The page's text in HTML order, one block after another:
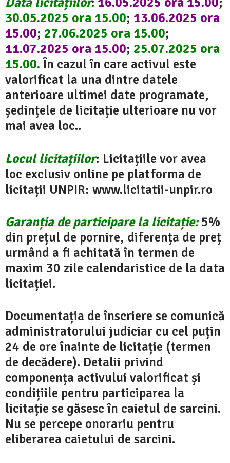
30.05.2025 ora 15.00; 13.06.2025 ora
15.00; 27.06.2025 ora 15.00;
11.07.2025 ora 15.00; 25.07.2025 ora
15.00.În cazul în care activul este
valorificat la una dintre datele
anterioare ultimei date programate,
ședințele de licitație ulterioare nu vor
mai avea loc..
Locul licitațiilor: Licitațiile vor avea
loc exclusiv online pe platforma de
licitații UNPIR: www.licitatii-unpir.ro
Garanția de participare la licitație:5%
din prețul de pornire, diferența de preț
urmând a fi achitată în termen de
maxim 30 zile calendaristice de la data
licitației.
Documentația de înscriere se comunică
administratorului judiciar cu cel puțin
24 de ore înainte de licitație (termen
de decădere). Detalii privind
componența activului valorificat și
condițiile pentru participarea la
licitație se găsesc în caietul de sarcini.
Nu se percepe onorariu pentru
eliberarea caietului de sarcini.